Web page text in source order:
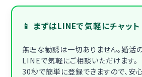
📱 まずはLINEで気軽にチャット
無理な勧誘は一切ありません。婚活
LINEで気軽にご相談いただけます。
30秒で簡単に登録できますので、安